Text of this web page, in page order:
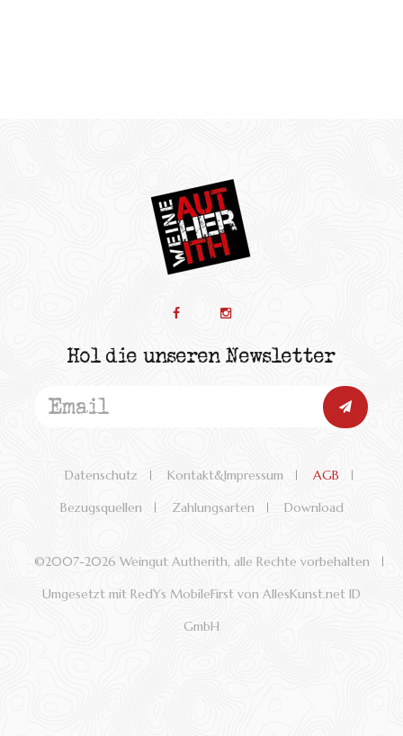
Hol die unseren Newsletter
Datenschutz Kontakt&Impressum
AGB
Bezugsquellen
Zahlungsarten Download
©2007-2026 Weingut Autherith, alle Rechte vorbehalten
Umgesetzt mit RedYs MobileFirst von AllesKunst.net ID
GmbH